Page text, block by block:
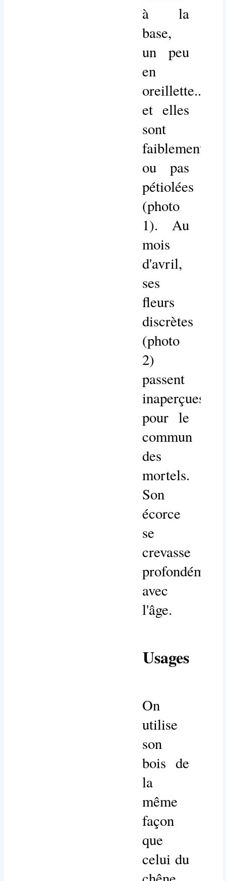
à la
base,
un peu
en
oreillette...
et elles
sont
faiblement
ou pas
pétiolées
(photo
1). Au
mois
d'avril,
ses
fleurs
discrètes
(photo
2)
passent
inaperçues
pour le
commun
des
mortels.
Son
écorce
se
crevasse
profondément
avec
l'âge.
Usages
On
utilise
son
bois de
la
même
façon
que
celui du